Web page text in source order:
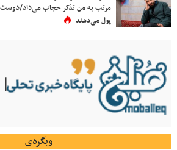
مرتب به من تذکر حجاب می‌داد/
پول می‌دهند
وبگردی